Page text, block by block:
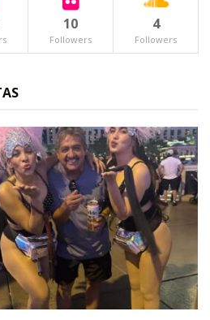
y diputados
aberrantes,
quieren mutilarlo.
un callo lo callan,
piden cambios,
en vez de dialogo;
la muerte hallan.
10
Followers
4
Followers